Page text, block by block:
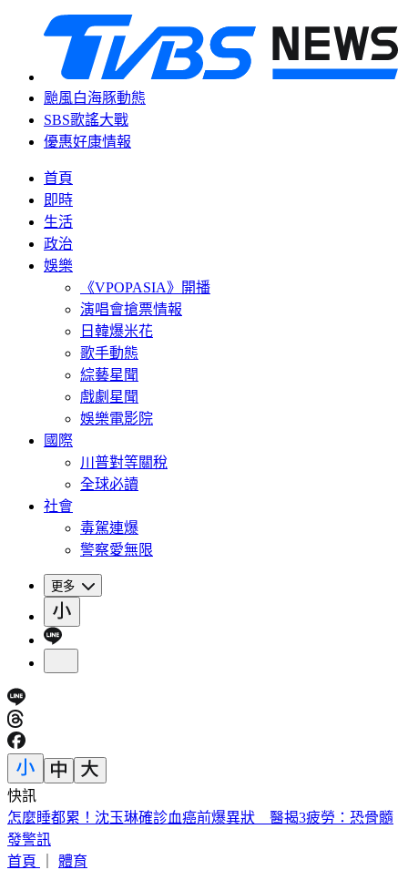
颱風白海豚動態
SBS歌謠大戰
優惠好康情報
首頁
即時
生活
政治
娛樂
《VPOPASIA》開播
演唱會搶票情報
日韓爆米花
歌手動態
綜藝星聞
戲劇星聞
娛樂電影院
國際
川普對等關稅
全球必讀
社會
毒駕連爆
警察愛無限
更多
快訊
快訊／桃園復興區「今緊急宣布停班課」！
首頁｜